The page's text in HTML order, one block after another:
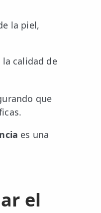
la piel,
calidad de
que
es una
el